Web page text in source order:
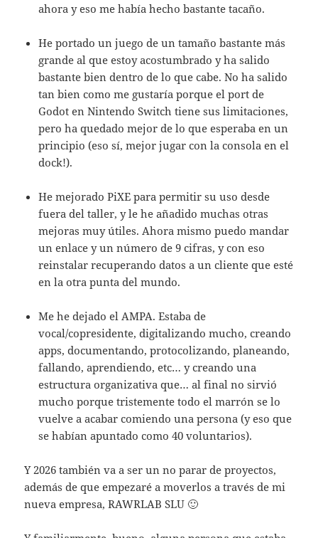
ahora y eso me había hecho bastante tacaño.
He portado un juego de un tamaño bastante más
grande al que estoy acostumbrado y ha salido
bastante bien dentro de lo que cabe. No ha salido
tan bien como me gustaría porque el port de
Godot en Nintendo Switch tiene sus limitaciones,
pero ha quedado mejor de lo que esperaba en un
principio (eso sí, mejor jugar con la consola en el
dock!).
He mejorado PiXE para permitir su uso desde
fuera del taller, y le he añadido muchas otras
mejoras muy útiles. Ahora mismo puedo mandar
un enlace y un número de 9 cifras, y con eso
reinstalar recuperando datos a un cliente que esté
en la otra punta del mundo.
Me he dejado el AMPA. Estaba de
vocal/copresidente, digitalizando mucho, creando
apps, documentando, protocolizando, planeando,
fallando, aprendiendo, etc… y creando una
estructura organizativa que… al final no sirvió
mucho porque tristemente todo el marrón se lo
vuelve a acabar comiendo una persona (y eso que
se habían apuntado como 40 voluntarios).
Y 2026 también va a ser un no parar de proyectos,
además de que empezaré a moverlos a través de mi
nueva empresa, RAWRLAB SLU 🙂